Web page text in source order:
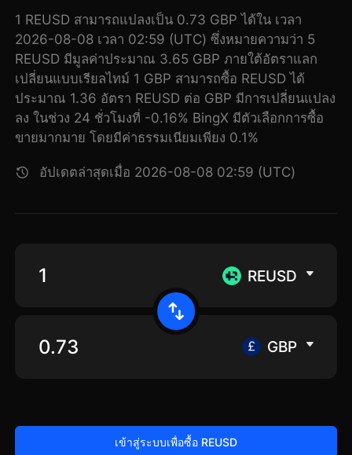
1 REUSD สามารถแปลงเป็น 0.73 GBP ได้ใน เวลา
2026-08-08 เวลา 02:59 (UTC) ซึ่งหมายความว่า 5
REUSD มีมูลค่าประมาณ 3.65 GBP ภายใต้อัตราแลก
เปลี่ยนแบบเรียลไทม์ 1 GBP สามารถซื้อ REUSD ได้
ประมาณ 1.36 อัตรา REUSD ต่อ GBP มีการเปลี่ยนแปลง
ลง ในช่วง 24 ชั่วโมงที่ -0.16% BingX มีตัวเลือกการซื้อ
ขายมากมาย โดยมีค่าธรรมเนียมเพียง 0.1%
อัปเดตล่าสุดเมื่อ 2026-08-08 02:59 (UTC)
REUSD
GBP
เข้าสู่ระบบเพื่อซื้อ REUSD